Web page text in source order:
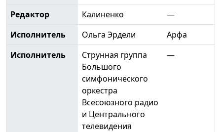
Редактор
Калиненко
—
Исполнитель
Ольга Эрдели
Арфа
Исполнитель
Струнная группа
Большого
симфонического
оркестра
Всесоюзного радио
и Центрального
телевидения
—